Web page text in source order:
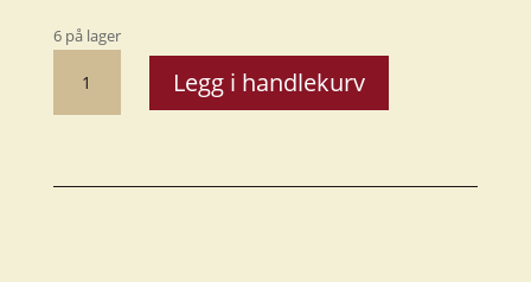
6 på lager
Flåklypa
-
Legg i handlekurv